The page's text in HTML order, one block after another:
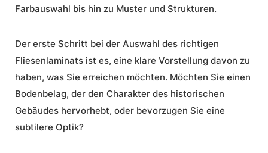
Farbauswahl bis hin zu Muster und Strukturen.
Der erste Schritt bei der Auswahl des richtigen
Fliesenlaminats ist es, eine klare Vorstellung davon zu
haben, was Sie erreichen möchten. Möchten Sie einen
Bodenbelag, der den Charakter des historischen
Gebäudes hervorhebt, oder bevorzugen Sie eine
subtilere Optik?